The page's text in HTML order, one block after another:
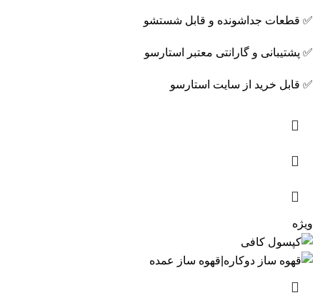
✅ قطعات جداشونده و قابل شستشو
✅ پشتیبانی و گارانتی معتبر استارسو
✅ قابل خرید از سایت استارسو
ویژه